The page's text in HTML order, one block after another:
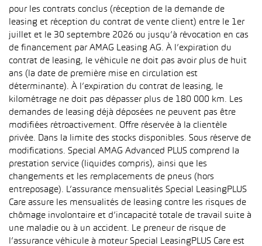
pour les contrats conclus (réception de la demande de
leasing et réception du contrat de vente client) entre le 1er
juillet et le 30 septembre 2026 ou jusqu’à révocation en cas
de financement par AMAG Leasing AG. À l’expiration du
contrat de leasing, le véhicule ne doit pas avoir plus de huit
ans (la date de première mise en circulation est
déterminante). À l’expiration du contrat de leasing, le
kilométrage ne doit pas dépasser plus de 180 000 km. Les
demandes de leasing déjà déposées ne peuvent pas être
modifiées rétroactivement. Offre réservée à la clientèle
privée. Dans la limite des stocks disponibles. Sous réserve de
modifications. Special AMAG Advanced PLUS comprend la
prestation service (liquides compris), ainsi que les
changements et les remplacements de pneus (hors
entreposage). L’assurance mensualités Special LeasingPLUS
Care assure les mensualités de leasing contre les risques de
chômage involontaire et d’incapacité totale de travail suite à
une maladie ou à un accident. Le preneur de risque de
l’assurance véhicule à moteur Special LeasingPLUS Care est